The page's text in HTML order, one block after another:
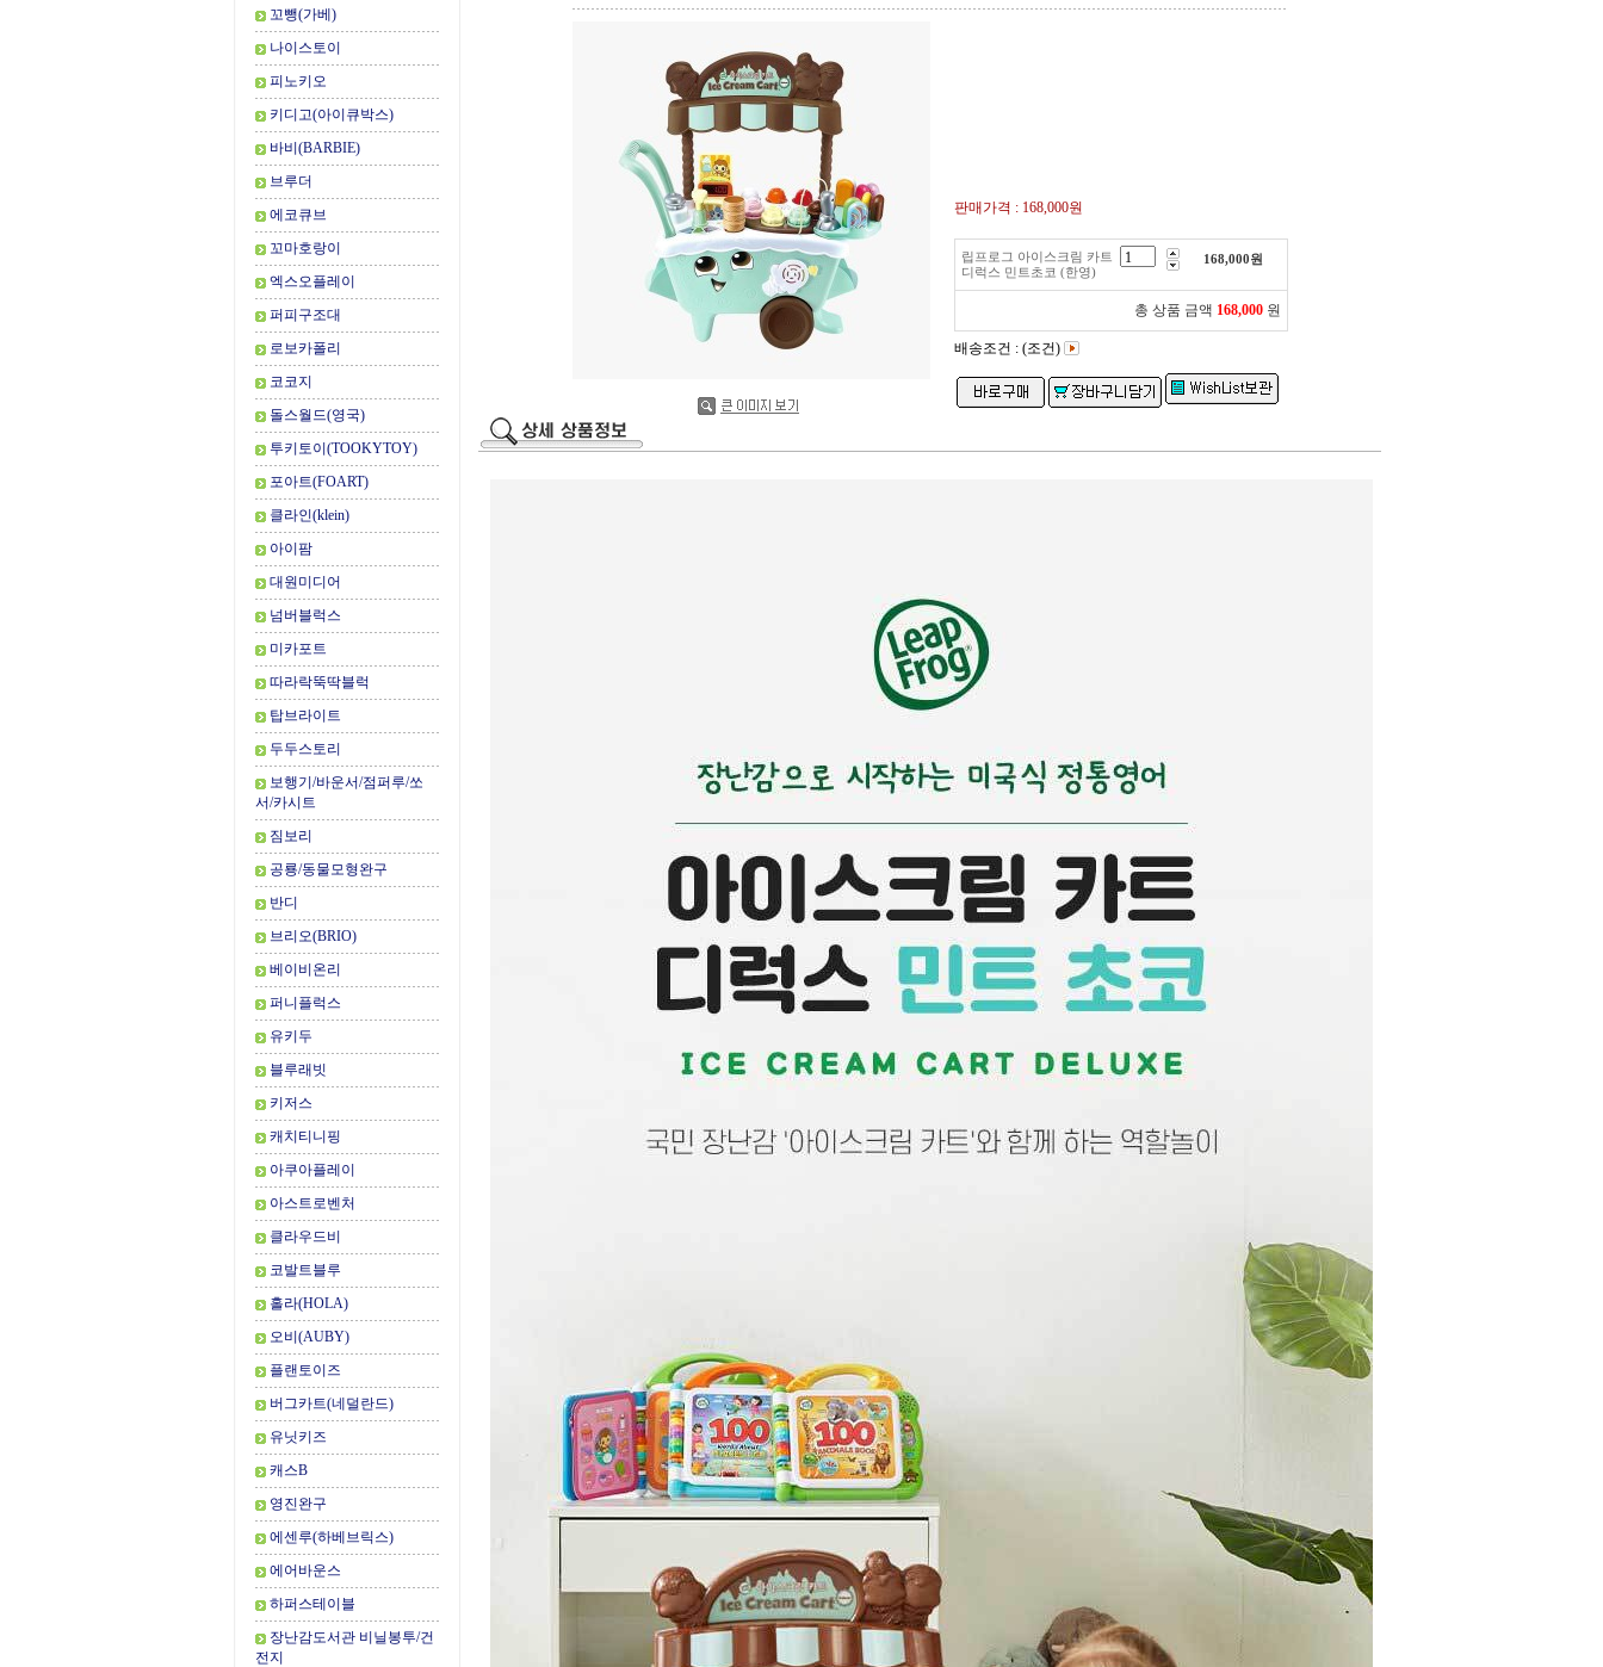
꼬뺑(가베)
나이스토이
피노키오
키디고(아이큐박스)
바비(BARBIE)
브루더
에코큐브
꼬마호랑이
엑스오플레이
퍼피구조대
로보카폴리
코코지
돌스월드(영국)
투키토이(TOOKYTOY)
포아트(FOART)
클라인(klein)
아이팜
대원미디어
넘버블럭스
미카포트
따라락뚝딱블럭
탑브라이트
두두스토리
보행기/바운서/점퍼루/쏘
서/카시트
짐보리
공룡/동물모형완구
반디
브리오(BRIO)
베이비온리
퍼니플럭스
유키두
블루래빗
키저스
캐치티니핑
아쿠아플레이
아스트로벤처
클라우드비
코발트블루
홀라(HOLA)
오비(AUBY)
플랜토이즈
버그카트(네덜란드)
유닛키즈
캐스B
영진완구
에센루(하베브릭스)
에어바운스
하퍼스테이블
장난감도서관 비닐봉투/건
전지
판매가격 : 168,000원
립프로그 아이스크림 카트
디럭스 민트초코 (한영)
168,000원
총 상품 금액 168,000 원
배송조건 : (조건)